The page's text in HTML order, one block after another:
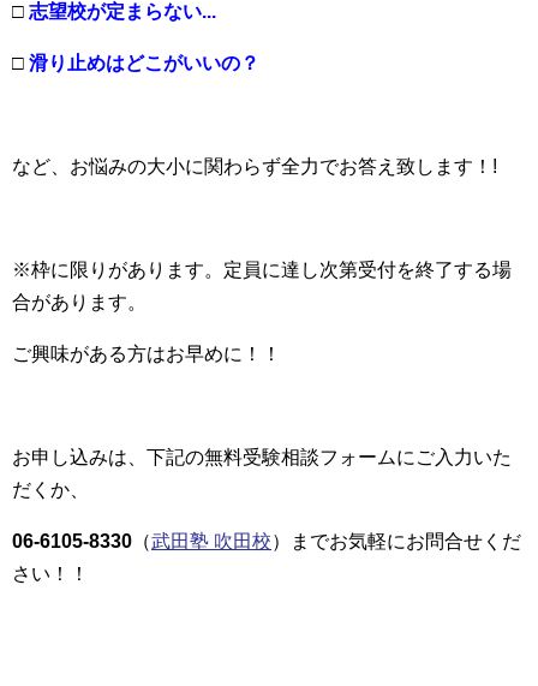
□ 志望校が定まらない...
□ 滑り止めはどこがいいの？
など、お悩みの大小に関わらず全力でお答え致します！!
※枠に限りがあります。定員に達し次第受付を終了する場
合があります。
ご興味がある方はお早めに！！
お申し込みは、下記の無料受験相談フォームにご入力いた
だくか、
06-6105-8330 （武田塾 吹田校）までお気軽にお問合せくだ
さい！！